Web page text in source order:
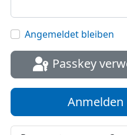
Angemeldet bleiben
Passkey
Anmelden